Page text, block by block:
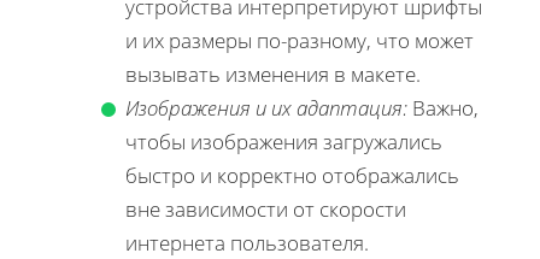
устройства интерпретируют шрифты
и их размеры по-разному, что может
вызывать изменения в макете.
Изображения и их адаптация: Важно,
чтобы изображения загружались
быстро и корректно отображались
вне зависимости от скорости
интернета пользователя.